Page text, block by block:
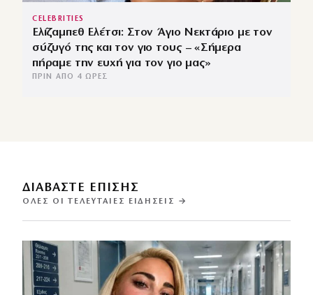
CELEBRITIES
Ελίζαμπεθ Ελέτσι: Στον Άγιο Νεκτάριο με τον
σύζυγό της και τον γιο τους – «Σήμερα
πήραμε την ευχή για τον γιο μας»
ΠΡΙΝ ΑΠΌ 4 ΏΡΕΣ
ΔΙΑΒΑΣΤΕ ΕΠΙΣΗΣ
ΌΛΕΣ ΟΙ ΤΕΛΕΥΤΑΊΕΣ ΕΙΔΉΣΕΙΣ →